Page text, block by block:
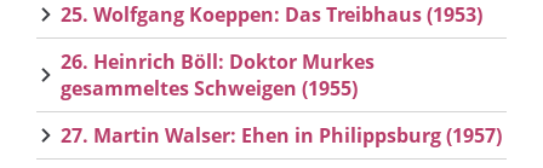
25. Wolfgang Koeppen: Das Treibhaus (1953)
26. Heinrich Böll: Doktor Murkes
gesammeltes Schweigen (1955)
27. Martin Walser: Ehen in Philippsburg (1957)